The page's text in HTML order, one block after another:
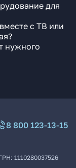
для
с ТВ или
нужного
8 800 123-13-15
1110280037526